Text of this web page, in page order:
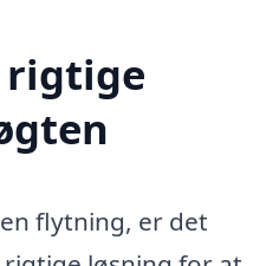
rigtige
flytning, er det